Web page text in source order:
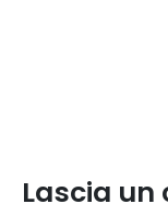
Lascia